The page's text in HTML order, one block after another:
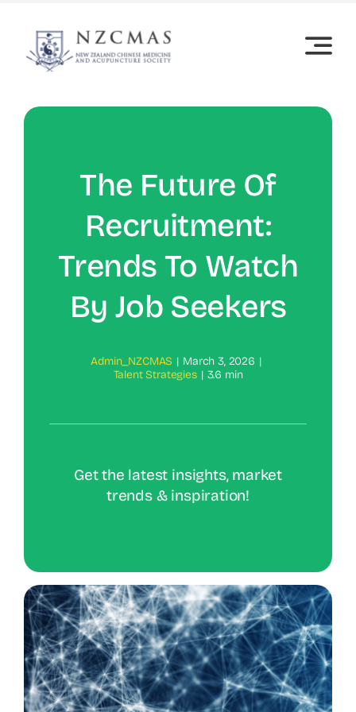
content
The Future Of
Recruitment:
Trends To Watch
By Job Seekers
Admin_NZCMAS | March 3, 2026 |
Talent Strategies | 3.6 min
Get the latest insights, market
trends & inspiration!